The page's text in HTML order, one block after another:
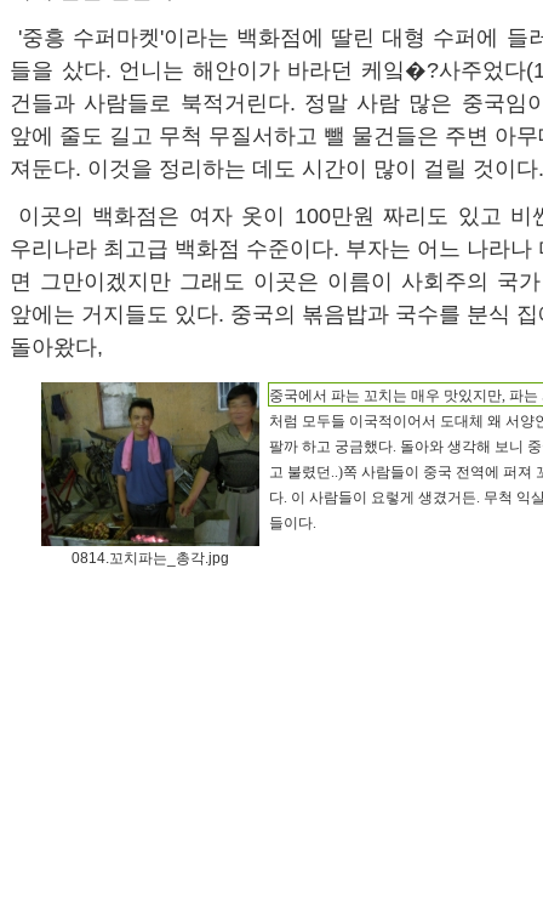
'중흥 수퍼마켓'이라는 백화점에 딸린 대형 수퍼에 들
들을 샀다. 언니는 해안이가 바라던 케잌�?사주었다
건들과 사람들로 북적거린다. 정말 사람 많은 중국임
앞에 줄도 길고 무척 무질서하고 뺄 물건들은 주변 아
져둔다. 이것을 정리하는 데도 시간이 많이 걸릴 것
이곳의 백화점은 여자 옷이 100만원 짜리도 있고 비
우리나라 최고급 백화점 수준이다. 부자는 어느 나라나
면 그만이겠지만 그래도 이곳은 이름이 사회주의 국
앞에는 거지들도 있다. 중국의 볶음밥과 국수를 분식
돌아왔다,
0814.꼬치파는_총각.jpg
중국에서 파는 꼬치는 매우 맛있지만, 파
처럼 모두들 이국적이어서 도대체 왜 서양
팔까 하고 궁금했다. 돌아와 생각해 보니
고 불렸던..)쪽 사람들이 중국 전역에 퍼져
다. 이 사람들이 요렇게 생겼거든. 무척 익
들이다.